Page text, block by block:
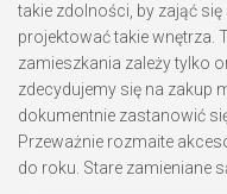
takie zdolności, by zająć
projektować takie wnętrza.
zamieszkania zależy tylko
zdecydujemy się na zakup
dokumentnie zastanowić
Przeważnie rozmaite
do roku. Stare zamieniane